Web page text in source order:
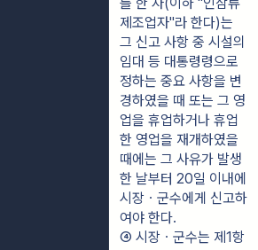
제조업자"라 한다)는
그 신고 사항 중 시설의
임대 등 대통령령으로
정하는 중요 사항을 변
경하였을 때 또는 그 영
업을 휴업하거나 휴업
한 영업을 재개하였을
때에는 그 사유가 발생
한 날부터 20일 이내에
시장ㆍ군수에게 신고하
여야 한다.
④ 시장ㆍ군수는 제1항